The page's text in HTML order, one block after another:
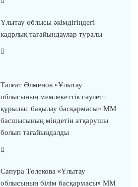
Ұлытау облысы әкімдігіндегі
кадрлық тағайындаулар туралы
Талғат Әлменов «Ұлытау
облысының мемлекеттік сәулет-
құрылыс бақылау басқармасы» ММ
басшысының міндетін атқарушы
болып тағайындалды
Сапура Төлекова «Ұлытау
облысының білім басқармасы» ММ